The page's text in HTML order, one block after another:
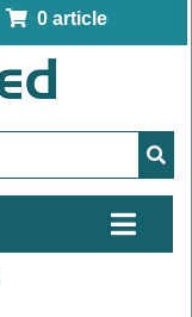
0 article